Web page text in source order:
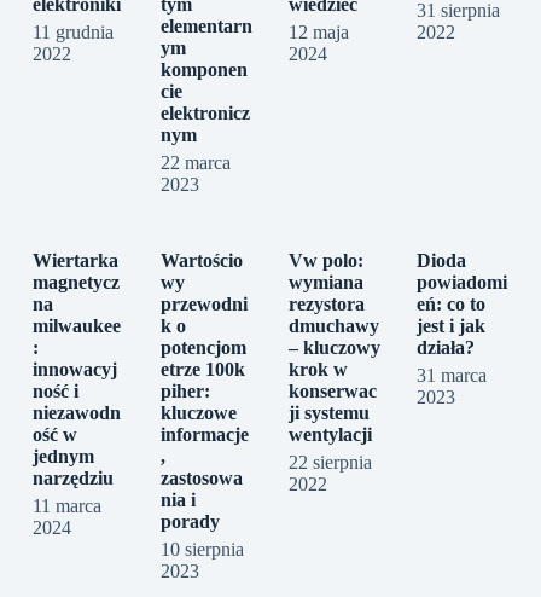
11 grudnia
2022
elementarn
ym
komponen
cie
elektronicz
nym
22 marca
2023
12 maja
2024
31 sierpnia
2022
Wiertarka
magnetycz
na
milwaukee
:
innowacyj
ność i
niezawodn
ość w
jednym
narzędziu
11 marca
2024
Wartościo
wy
przewodni
k o
potencjom
etrze 100k
piher:
kluczowe
informacje
,
zastosowa
nia i
porady
10 sierpnia
2023
Vw polo:
wymiana
rezystora
dmuchawy
– kluczowy
krok w
konserwac
ji systemu
wentylacji
22 sierpnia
2022
Dioda
powiadomi
eń: co to
jest i jak
działa?
31 marca
2023